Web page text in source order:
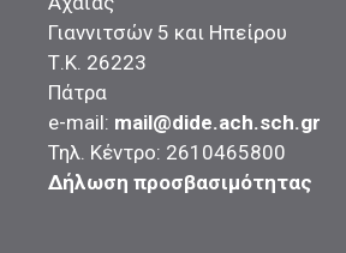
Γιαννιτσών 5 και Ηπείρου
Τ.Κ. 26223
Πάτρα
e-mail: mail@dide.ach.sch.gr
Τηλ. Κέντρο: 2610465800
Δήλωση προσβασιμότητας